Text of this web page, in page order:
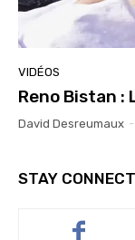
VIDÉOS
Reno Bistan :
David Desreumaux -
STAY